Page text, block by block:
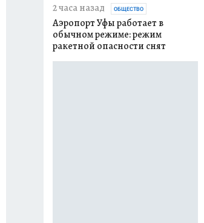
2 часа назад ОБЩЕСТВО
Аэропорт Уфы работает в
обычном режиме: режим
ракетной опасности снят